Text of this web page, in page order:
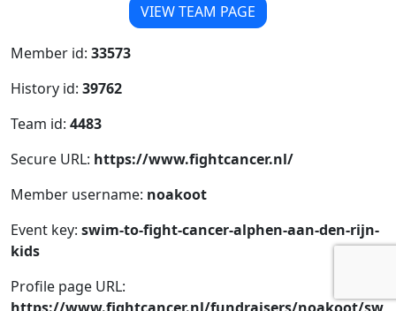
VIEW TEAM PAGE
Member id: 33573
History id: 39762
Team id: 4483
Secure URL: https://www.fightcancer.nl/
Member username: noakoot
Event key: swim-to-fight-cancer-alphen-aan-den-rijn-
kids
Profile page URL: